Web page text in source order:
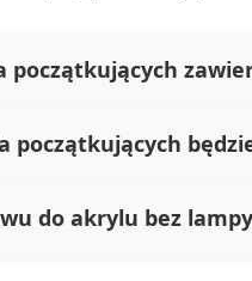
początkujących
początkujących
do akrylu bez lampy